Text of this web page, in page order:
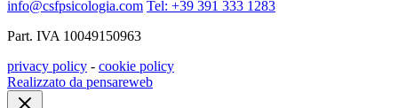
info@csfpsicologia.com Tel: +39 391 333 1283
Part. IVA 10049150963
privacy policy - cookie policy
Realizzato da pensareweb